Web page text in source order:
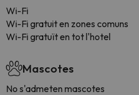
Wi-Fi
Wi-Fi gratuit en zones comuns
Wi-Fi gratuït en tot l'hotel
Mascotes
No s'admeten mascotes